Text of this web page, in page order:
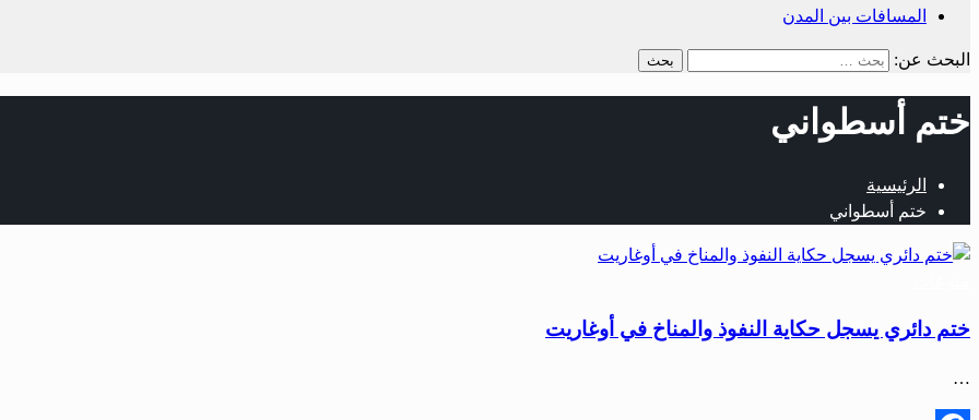
المسافات بين المدن
البحث عن:
ختم أسطواني
الرئيسية
ختم أسطواني
ختم دائري يسجل حكاية النفوذ والمناخ في أوغاريت
…